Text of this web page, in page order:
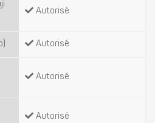
Autorisé
Autorisé
Autorisé
Autorisé